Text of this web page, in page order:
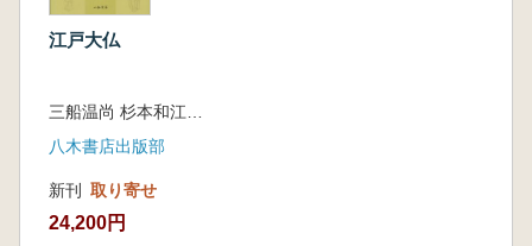
江戸大仏
八木書店出版部
新刊 取り寄せ
24,200円